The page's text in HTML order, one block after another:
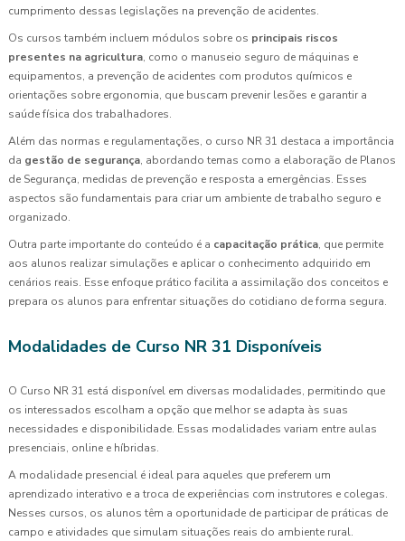
cumprimento dessas legislações na prevenção de acidentes.
Os cursos também incluem módulos sobre os principais riscos
presentes na agricultura, como o manuseio seguro de máquinas e
equipamentos, a prevenção de acidentes com produtos químicos e
orientações sobre ergonomia, que buscam prevenir lesões e garantir a
saúde física dos trabalhadores.
Além das normas e regulamentações, o curso NR 31 destaca a importância
da gestão de segurança, abordando temas como a elaboração de Planos
de Segurança, medidas de prevenção e resposta a emergências. Esses
aspectos são fundamentais para criar um ambiente de trabalho seguro e
organizado.
Outra parte importante do conteúdo é a capacitação prática, que permite
aos alunos realizar simulações e aplicar o conhecimento adquirido em
cenários reais. Esse enfoque prático facilita a assimilação dos conceitos e
prepara os alunos para enfrentar situações do cotidiano de forma segura.
Modalidades de Curso NR 31 Disponíveis
O Curso NR 31 está disponível em diversas modalidades, permitindo que
os interessados escolham a opção que melhor se adapta às suas
necessidades e disponibilidade. Essas modalidades variam entre aulas
presenciais, online e híbridas.
A modalidade presencial é ideal para aqueles que preferem um
aprendizado interativo e a troca de experiências com instrutores e colegas.
Nesses cursos, os alunos têm a oportunidade de participar de práticas de
campo e atividades que simulam situações reais do ambiente rural.